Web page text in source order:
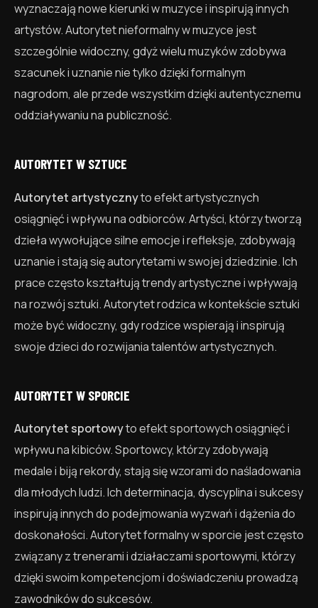
wyznaczają nowe kierunki w muzyce i inspirują innych
artystów. Autorytet nieformalny w muzyce jest
szczególnie widoczny, gdyż wielu muzyków zdobywa
szacunek i uznanie nie tylko dzięki formalnym
nagrodom, ale przede wszystkim dzięki autentycznemu
oddziaływaniu na publiczność.
AUTORYTET W SZTUCE
Autorytet artystycznyto efekt artystycznych
osiągnięć i wpływu na odbiorców. Artyści, którzy tworzą
dzieła wywołujące silne emocje i refleksje, zdobywają
uznanie i stają się autorytetami w swojej dziedzinie. Ich
prace często kształtują trendy artystyczne i wpływają
na rozwój sztuki. Autorytet rodzica w kontekście sztuki
może być widoczny, gdy rodzice wspierają i inspirują
swoje dzieci do rozwijania talentów artystycznych.
AUTORYTET W SPORCIE
Autorytet sportowyto efekt sportowych osiągnięć i
wpływu na kibiców. Sportowcy, którzy zdobywają
medale i biją rekordy, stają się wzorami do naśladowania
dla młodych ludzi. Ich determinacja, dyscyplina i sukcesy
inspirują innych do podejmowania wyzwań i dążenia do
doskonałości. Autorytet formalny w sporcie jest często
związany z trenerami i działaczami sportowymi, którzy
dzięki swoim kompetencjom i doświadczeniu prowadzą
zawodników do sukcesów.